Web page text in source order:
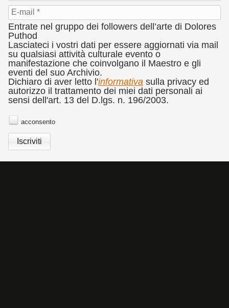
COLLABORAZIONI
PRESENTAZIONI
CENNI BIOGRAFICI
CATALOGO
PARTNERS
CONCORSI
BANDO CONCORSO D’ARTE DOLORES PUTHOD
"L'ANIMA DEL SEGNO TEATRALE"
BANDO CONCORSO DI FOTOGRAFIA DOLORES
PUTHOD
PRESS
RASSEGNA STAMPA
COMMEDIA DELL'ARTE
NEWSLETTER
"MARCHAND D'IDENTITé", 2001
Olio su tela, cm. 120 x 120
Cookies Policy
Entrate nel gruppo dei followers dell’arte di Dolores
Puthod
Lasciateci i vostri dati per essere aggiornati via mail
su qualsiasi attività culturale evento o
manifestazione che coinvolgano il Maestro e gli
eventi del suo Archivio.
Dichiaro di aver letto l'informativa sulla privacy ed
autorizzo il trattamento dei miei dati personali ai
sensi dell'art. 13 del D.lgs. n. 196/2003.
acconsento